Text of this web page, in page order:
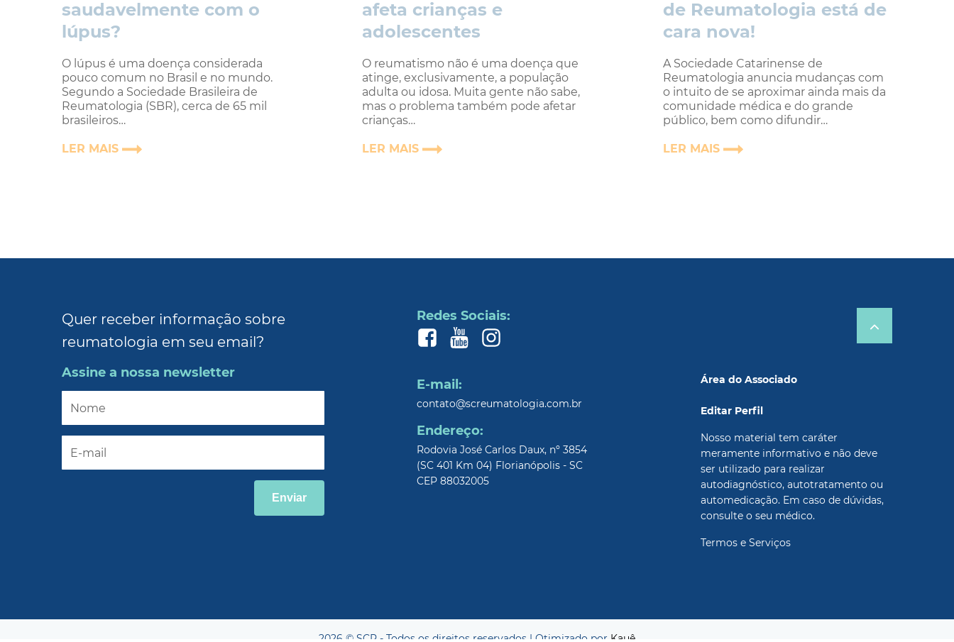
saudavelmente com o
lúpus?
O lúpus é uma doença considerada
pouco comum no Brasil e no mundo.
Segundo a Sociedade Brasileira de
Reumatologia (SBR), cerca de 65 mil
brasileiros…
LER MAIS
afeta crianças e
adolescentes
O reumatismo não é uma doença que
atinge, exclusivamente, a população
adulta ou idosa. Muita gente não sabe,
mas o problema também pode afetar
crianças…
LER MAIS
de Reumatologia está de
cara nova!
A Sociedade Catarinense de
Reumatologia anuncia mudanças com
o intuito de se aproximar ainda mais da
comunidade médica e do grande
público, bem como difundir…
LER MAIS
Quer receber informação sobre
reumatologia em seu email?
Assine a nossa newsletter
Enviar
Redes Sociais:
E-mail:
contato@screumatologia.com.br
Endereço:
Rodovia José Carlos Daux, nº 3854
(SC 401 Km 04) Florianópolis - SC
CEP 88032005
Área do Associado
Editar Perfil
Nosso material tem caráter
meramente informativo e não deve
ser utilizado para realizar
autodiagnóstico, autotratamento ou
automedicação. Em caso de dúvidas,
consulte o seu médico.
Termos e Serviços
2026 © SCR - Todos os direitos reservados | Otimizado por Kauê